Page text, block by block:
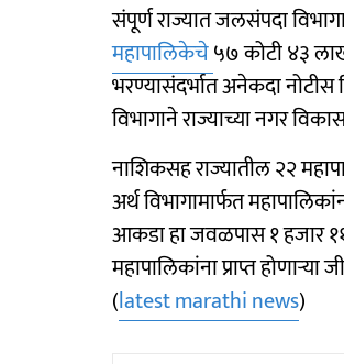
संपूर्ण राज्यात जलसंपदा
महापालिकेचे५७ कोटी ४३
भरण्यासंदर्भात अनेकदा नोटीस
विभागाने राज्याच्या नगर
नाशिकसह राज्यातील २२
अर्थ विभागामार्फत
आकडा हा जवळपास १ हजार
महापालिकांना प्राप्त
(latest marathi news)